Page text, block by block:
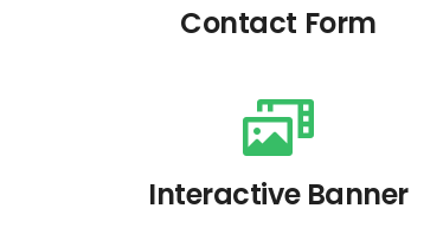
Contact Form
Interactive Banner